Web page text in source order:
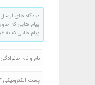
دیدگاه های
پیام هایی که
پیام هایی که به